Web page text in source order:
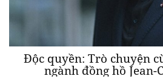
Độc quyền: Trò chuyện
ngành đồng hồ Jean-